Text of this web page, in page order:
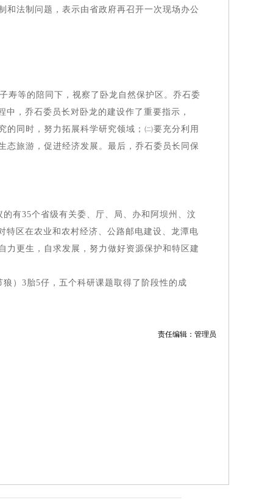
和法制问题，表示由省政府再召开一次现场办公
寿等的陪同下，视察了卧龙自然保护区。乔石委
，乔石委员长对卧龙的建设作了重要指示，
的同时，努力拓展科学研究领域；㈡要充分利用
态旅游，促进经济发展。最后，乔石委员长同保
有35个省级有关委、厅、局、办和阿坝州、汶
特区在农业和农村经济、公路邮电建设、龙潭电
力更生，自求发展，努力做好资源保护和特区建
）3胎5仔，五个科研课题取得了阶段性的成
责任编辑：管理员